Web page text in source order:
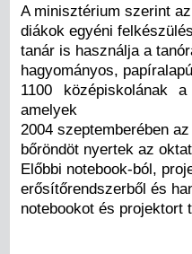
A minisztérium szerint
diákok egyéni
tanár is használja a
hagyományos,
1100 középiskolának
amelyek
2004 szeptemberében
bőröndöt nyertek az
Előbbi notebook-ból,
erősítőrendszerből és
notebookot és projektort